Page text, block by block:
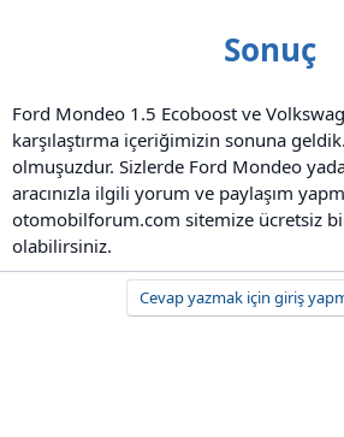
Sonuç
Ford Mondeo 1.5 Ecoboost ve
karşılaştırma içeriğimizin sonuna
olmuşuzdur. Sizlerde Ford Mondeo
aracınızla ilgili yorum ve paylaşım
otomobilforum.com sitemize ücretsiz
olabilirsiniz.
Cevap yazmak için giriş